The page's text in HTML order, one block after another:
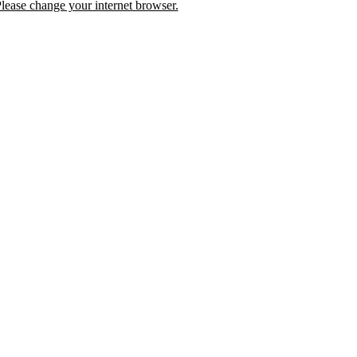
change your internet browser.